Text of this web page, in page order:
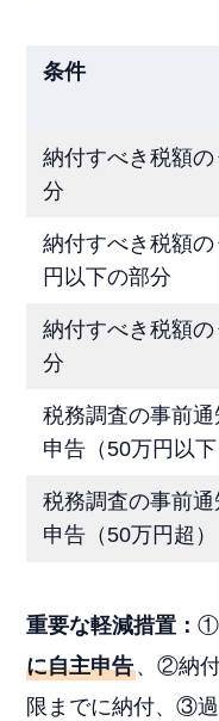
条件
納付すべき税額
分
納付すべき税額
円以下の部分
納付すべき税額
分
税務調査の事前
申告（50万円以下
税務調査の事前
申告（50万円超）
重要な軽減措置：①
に自主申告、②納
限までに納付、③